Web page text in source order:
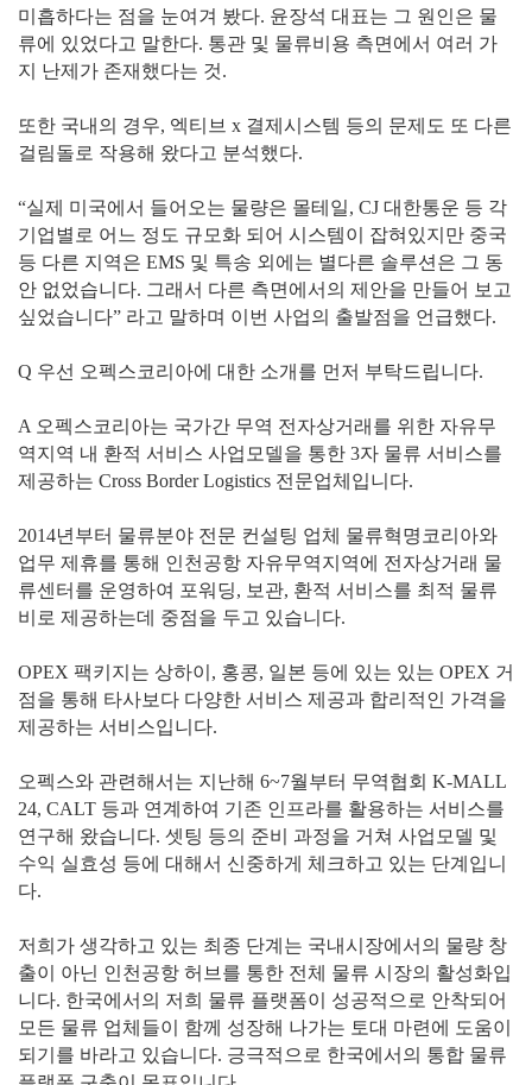
미흡하다는 점을 눈여겨 봤다. 윤장석 대표는 그 원인은 물
류에 있었다고 말한다. 통관 및 물류비용 측면에서 여러 가
지 난제가 존재했다는 것.
또한 국내의 경우, 엑티브 x 결제시스템 등의 문제도 또 다른
걸림돌로 작용해 왔다고 분석했다.
“실제 미국에서 들어오는 물량은 몰테일, CJ 대한통운 등 각
기업별로 어느 정도 규모화 되어 시스템이 잡혀있지만 중국
등 다른 지역은 EMS 및 특송 외에는 별다른 솔루션은 그 동
안 없었습니다. 그래서 다른 측면에서의 제안을 만들어 보고
싶었습니다” 라고 말하며 이번 사업의 출발점을 언급했다.
Q 우선 오펙스코리아에 대한 소개를 먼저 부탁드립니다.
A 오펙스코리아는 국가간 무역 전자상거래를 위한 자유무
역지역 내 환적 서비스 사업모델을 통한 3자 물류 서비스를
제공하는 Cross Border Logistics 전문업체입니다.
2014년부터 물류분야 전문 컨설팅 업체 물류혁명코리아와
업무 제휴를 통해 인천공항 자유무역지역에 전자상거래 물
류센터를 운영하여 포워딩, 보관, 환적 서비스를 최적 물류
비로 제공하는데 중점을 두고 있습니다.
OPEX 팩키지는 상하이, 홍콩, 일본 등에 있는 있는 OPEX 거
점을 통해 타사보다 다양한 서비스 제공과 합리적인 가격을
제공하는 서비스입니다.
오펙스와 관련해서는 지난해 6~7월부터 무역협회 K-MALL
24, CALT 등과 연계하여 기존 인프라를 활용하는 서비스를
연구해 왔습니다. 셋팅 등의 준비 과정을 거쳐 사업모델 및
수익 실효성 등에 대해서 신중하게 체크하고 있는 단계입니
다.
저희가 생각하고 있는 최종 단계는 국내시장에서의 물량 창
출이 아닌 인천공항 허브를 통한 전체 물류 시장의 활성화입
니다. 한국에서의 저희 물류 플랫폼이 성공적으로 안착되어
모든 물류 업체들이 함께 성장해 나가는 토대 마련에 도움이
되기를 바라고 있습니다. 긍극적으로 한국에서의 통합 물류